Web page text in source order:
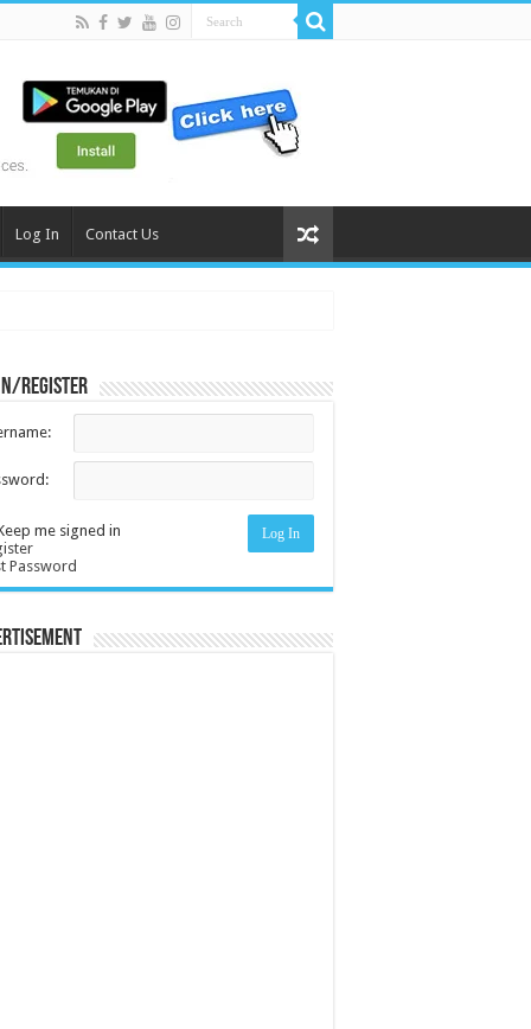
Log In Contact Us
register
me signed in Log In
Password